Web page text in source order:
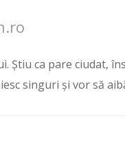
Știu ca pare ciudat,
singuri și vor să